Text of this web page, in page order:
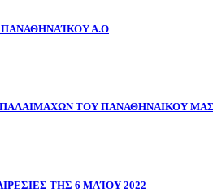
Α.Ο
ΤΟΥ ΠΑΝΑΘΗΝΑΙΚΟΥ ΜΑΣ
ΤΗΣ 6 ΜΑΊΟΥ 2022